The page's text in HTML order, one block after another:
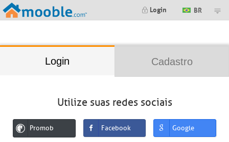
Login BR
Login Cadastro
Utilize suas redes sociais
Promob Facebook Google